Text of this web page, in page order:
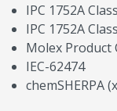
IPC 1752A
IPC 1752A
Molex Product
IEC-62474
chemSHERPA